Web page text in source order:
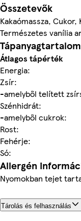
Összetevők
Kakaómassza,
Természetes vanília
Tápanyagtartalom
Átlagos tápérték
Energia:
Zsír:
-amelyből telített
Szénhidrát:
-amelyből cukrok:
Rost:
Fehérje:
Só:
Allergén
Nyomokban tejet
Tárolás és felhasználás